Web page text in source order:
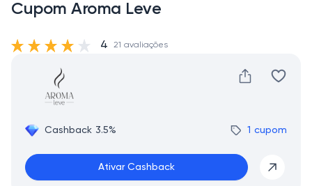
Cupom Aroma Leve
Cashback 3.5% 1 cupom
Ativar Cashback
4 21 avaliações